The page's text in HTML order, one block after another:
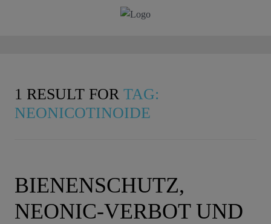
1 RESULT FOR TAG:
NEONICOTINOIDE
BIENENSCHUTZ,
NEONIC-VERBOT UND